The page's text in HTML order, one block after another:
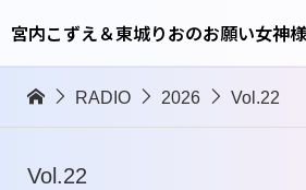
宮内こずえ＆東城りおのお願い女神
RADIO 2026 Vol.22
Vol.22